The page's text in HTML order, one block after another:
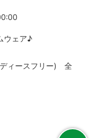
ウェア♪
ィースフリー) 全